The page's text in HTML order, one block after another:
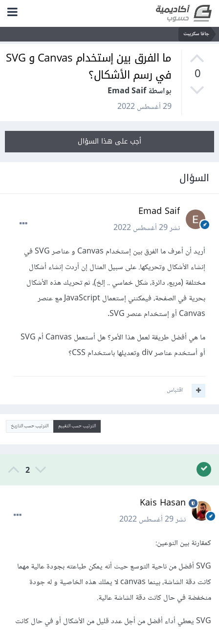
جافا سكريبت
0
ما الفرق بين إستخدام Canvas و SVG
في رسم الأشكال؟
بواسطة Emad Saif
29 أغسطس 2022
أجب على هذا السؤال
السؤال
Emad Saif
نشر29 أغسطس 2022
أريد أن أعرف ما الفرق بين إستخدام Canvas و عناصر SVG في
إنشاء الأشكال وتحريكها. على سبيل المثال إن أردت إنشاء أشكال
مختلفة (مربع، دائرة، شكل خماسي .. إلخ)، ثم تحريك هذه الأشكال
بحرية في الصفحة، فيمكنني إستعمال JavaScript مع عنصر
Canvas أو إستخدام عنصر SVG.
ما هي أفضل طريقة لعمل هذا الأمر؟ هل أستعمل Canvas أم SVG
أو أستخدم عناصر div وتعديلها باستخدام CSS؟
اقتباس
الترتيب حسب التقييم الترتيب حسب التاريخ
2
Kais Hasan
نشر29 أغسطس 2022
كمقارنة بين النوعين:
SVG أفضل من ناحية التوسع حيث أنه يمكن طباعته بجودة عالية مهما
كانت دقة الشاشة، بينما canvas لا يملك هذه الخاصية و له جودة
منخفضة في حال كانت دقة الشاشة عالية.
SVG يعطي أداء أفضل من أجل عدد قليل من الأشكال أو في حال كانت